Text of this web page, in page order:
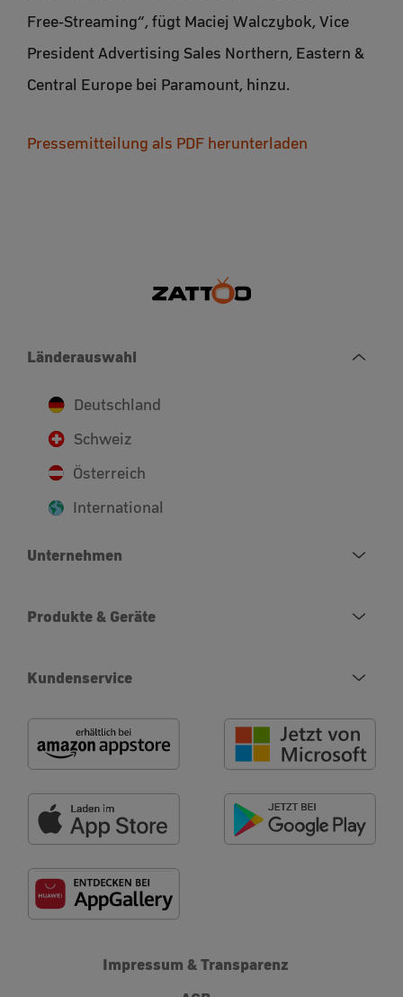
Free-Streaming“, fügt Maciej Walczybok, Vice
President Advertising Sales Northern, Eastern &
Central Europe bei Paramount, hinzu.
Pressemitteilung als PDF herunterladen
Länderauswahl
Deutschland
Schweiz
Österreich
International
Unternehmen
Produkte & Geräte
Kundenservice
Impressum & Transparenz